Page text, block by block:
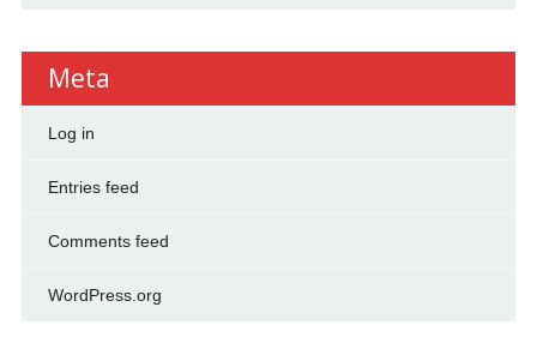
Meta
Log in
Entries feed
Comments feed
WordPress.org